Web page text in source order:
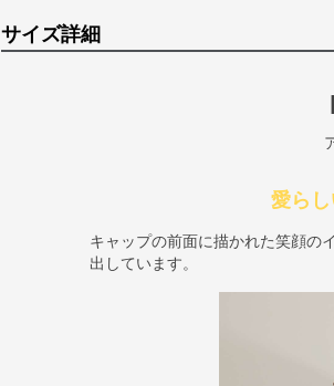
サイズ詳細
愛ら
キャップの前面に描かれた笑顔の
出しています。